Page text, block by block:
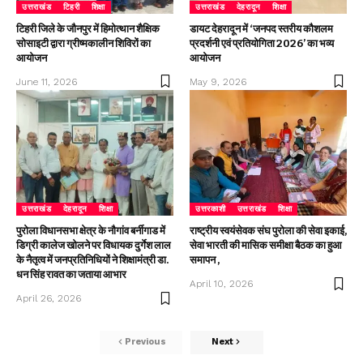
उत्तराखंड टिहरी शिक्षा
टिहरी जिले के जौनपुर में हिमोत्थान शैक्षिक
सोसाइटी द्वारा ग्रीष्मकालीन शिविरों का
आयोजन
June 11, 2026
उत्तराखंड देहरादून शिक्षा
डायट देहरादून में ‘जनपद स्तरीय कौशलम
प्रदर्शनी एवं प्रतियोगिता 2026’ का भव्य
आयोजन
May 9, 2026
उत्तराखंड देहरादून शिक्षा
पुरोला विधानसभा क्षेत्र के नौगांव बर्नीगाड में
डिग्री कालेज खोलने पर विधायक दुर्गेश लाल
के नैतृत्व में जनप्रतिनिधियों ने शिक्षामंत्री डा.
धन सिंह रावत का जताया आभार
April 26, 2026
उत्तरकाशी उत्तराखंड शिक्षा
राष्ट्रीय स्वयंसेवक संघ पुरोला की सेवा इकाई,
सेवा भारती की मासिक समीक्षा बैठक का हुआ
समापन ,
April 10, 2026
Previous Next